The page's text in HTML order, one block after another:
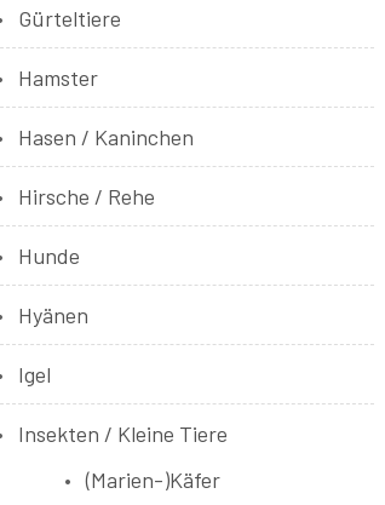
Gürteltiere
Hamster
Hasen / Kaninchen
Hirsche / Rehe
Hunde
Hyänen
Igel
Insekten / Kleine Tiere
(Marien-)Käfer